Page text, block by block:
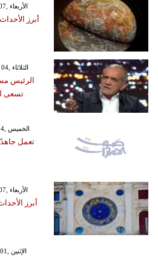
GMT 08:32 2024 الأربعاء ,07 شباط / فبراير
أبرز
GMT 22:24 2026 الثلاثاء ,04 آب / أغسطس
الرئيس
تسعى
GMT 16:18 2019 الخميس ,04 إبريل / نيسان
تعمل
GMT 08:41 2024 الأربعاء ,07 شباط / فبراير
أبرز
GMT 21:53 2021 الإثنين ,01 شباط / فبراير